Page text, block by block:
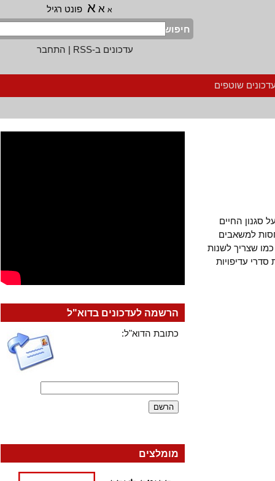
א א פונט רגיל
חיפוש
עדכונים ב-RSS
|התחבר
שוטפים
החיים
למשאבים
שצריך לשנות
עדיפויות
הרשמה לעדכונים בדוא"ל
כתובת הדוא"ל:
מומלצים